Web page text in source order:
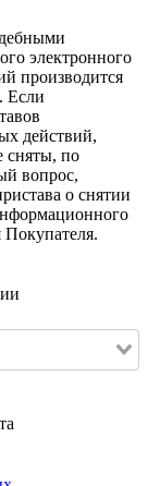
электронного
производится
Если
действий,
сняты, по
вопрос,
о снятии